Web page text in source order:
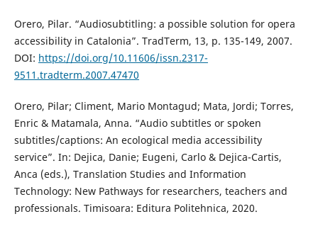
Orero, Pilar. “Audiosubtitling: a possible solution for opera
accessibility in Catalonia”. TradTerm, 13, p. 135-149, 2007.
DOI: https://doi.org/10.11606/issn.2317-
9511.tradterm.2007.47470
Orero, Pilar; Climent, Mario Montagud; Mata, Jordi; Torres,
Enric & Matamala, Anna. “Audio subtitles or spoken
subtitles/captions: An ecological media accessibility
service”. In: Dejica, Danie; Eugeni, Carlo & Dejica-Cartis,
Anca (eds.), Translation Studies and Information
Technology: New Pathways for researchers, teachers and
professionals. Timisoara: Editura Politehnica, 2020.